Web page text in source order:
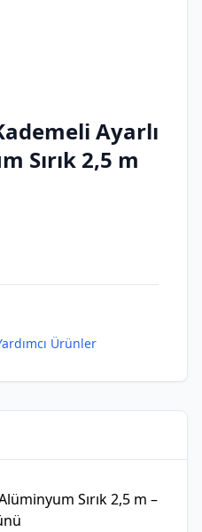
Ayarlı
Sırık 2,5 m
Ürünler
Sırık 2,5 m –